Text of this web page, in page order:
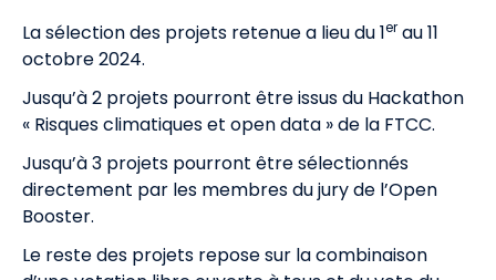
La sélection des projets retenue a lieu du 1er au 11
octobre 2024.
Jusqu’à 2 projets pourront être issus du Hackathon
« Risques climatiques et open data » de la FTCC.
Jusqu’à 3 projets pourront être sélectionnés
directement par les membres du jury de l’Open
Booster.
Le reste des projets repose sur la combinaison